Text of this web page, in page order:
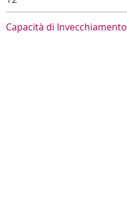
Capacità di Invecchiamento